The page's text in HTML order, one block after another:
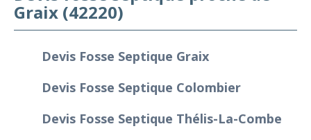
Graix (42220)
Devis Fosse Septique Graix
Devis Fosse Septique Colombier
Devis Fosse Septique Thélis-La-Combe